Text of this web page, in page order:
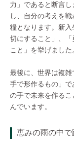
力」であると断言
し、自分の考えを
糧となります。新
切にすること」、
こと」を挙げました
最後に、世界は複
手で形作るもの」
の手で未来を作る
んでいます。
恵みの雨の中